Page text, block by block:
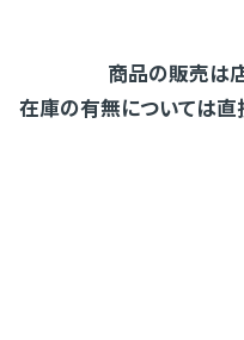
商品の販売は
在庫の有無については直